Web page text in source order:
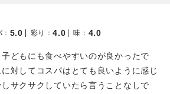
： 5.0 彩り ：4.0 味 ： 4.0
どもにも食べやすいのが良かったで
対してコスパはとても良いように感じ
サクサクしていたら言うことなしで